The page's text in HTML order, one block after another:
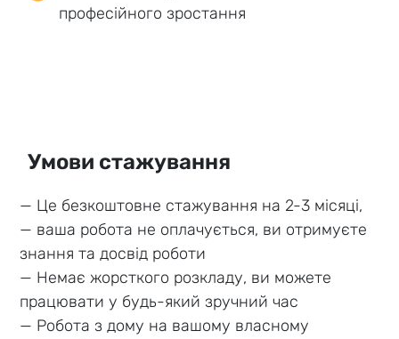
професійного зростання
Умови стажування
— Це безкоштовне стажування на 2-3 місяці,
— ваша робота не оплачується, ви отримуєте
знання та досвід роботи
— Немає жорсткого розкладу, ви можете
працювати у будь-який зручний час
— Робота з дому на вашому власному